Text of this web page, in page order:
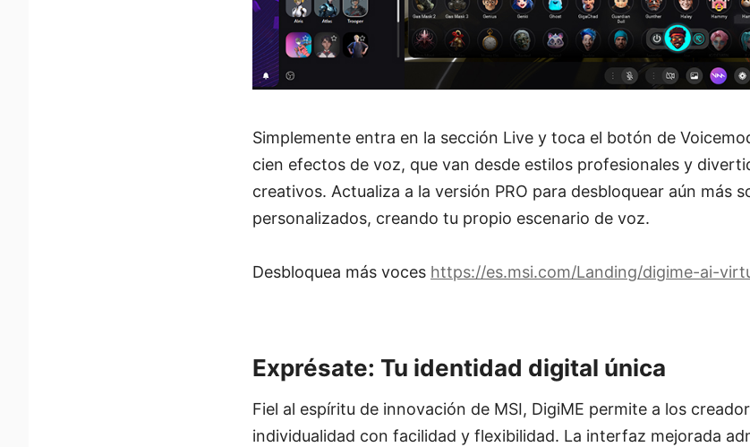
Simplemente entra en la sección Live y toca el botón de
cien efectos de voz, que van desde estilos profesionales y
creativos. Actualiza a la versión PRO para desbloquear aún más
personalizados, creando tu propio escenario de voz.
Desbloquea más voces https://es.msi.com/Landing/digime-ai-
Exprésate: Tu identidad digital única
Fiel al espíritu de innovación de MSI, DigiME permite a los
individualidad con facilidad y flexibilidad. La interfaz mejorada